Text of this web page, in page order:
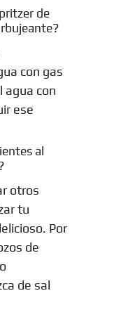
de
con gas
agua con
ese
al
otros
tu
Por
de
de sal